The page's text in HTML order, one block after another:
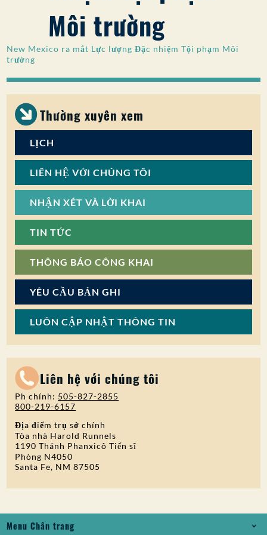
SỰ THAM GIA CỦA CÔNG CHÚNG
Môi trường
New Mexico ra mắt Lực lượng Đặc nhiệm Tội phạm Môi
trường
Thường xuyên xem
LỊCH
LIÊN HỆ VỚI CHÚNG TÔI
NHẬN XÉT VÀ LỜI KHAI
TIN TỨC
THÔNG BÁO CÔNG KHAI
YÊU CẦU BẢN GHI
LUÔN CẬP NHẬT THÔNG TIN
Liên hệ với chúng tôi
Ph chính: 505-827-2855
800-219-6157
Địa điểm trụ sở chính
Tòa nhà Harold Runnels
1190 Thánh Phanxicô Tiến sĩ
Phòng N4050
Santa Fe, NM 87505
Menu Chân trang